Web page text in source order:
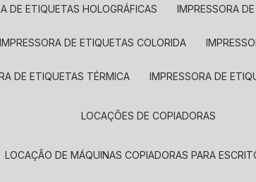
DE ETIQUETAS HOLOGRÁFICAS IMPRESSORA
IMPRESSORA DE ETIQUETAS COLORIDA
DE ETIQUETAS TÉRMICA IMPRESSORA DE
LOCAÇÕES DE COPIADORAS
LOCAÇÃO DE MÁQUINAS COPIADORAS PARA